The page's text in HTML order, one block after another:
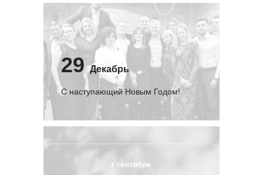
29 Декабрь
С наступающий Новым Годом!